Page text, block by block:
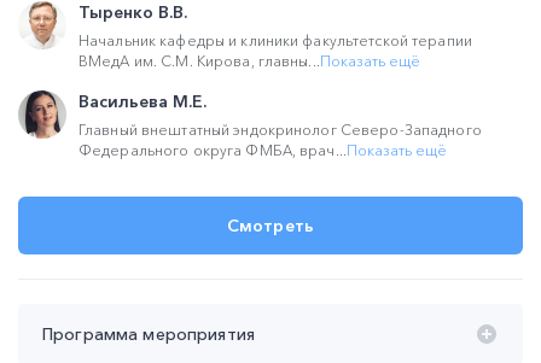
Тыренко В.В.
Начальник кафедры и клиники факультетской терапии
ВМедА им. С.М. Кирова, главны...Показать ещё
Васильева М.Е.
Главный внештатный эндокринолог Северо-Западного
Федерального округа ФМБА, врач...Показать ещё
Смотреть
Программа мероприятия